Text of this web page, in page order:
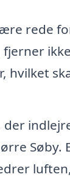
rede
hvilket
der